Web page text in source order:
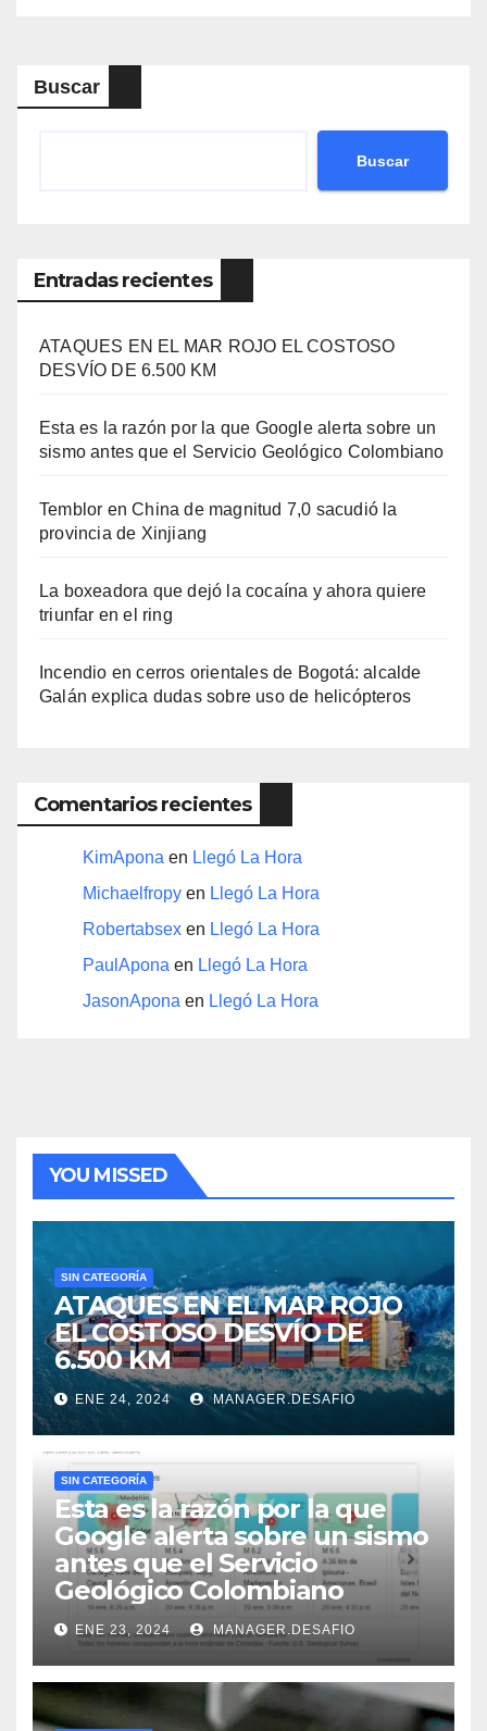
Buscar
Buscar
Entradas recientes
ATAQUES EN EL MAR ROJO EL COSTOSO
DESVÍO DE 6.500 KM
Esta es la razón por la que Google alerta sobre un
sismo antes que el Servicio Geológico Colombiano
Temblor en China de magnitud 7,0 sacudió la
provincia de Xinjiang
La boxeadora que dejó la cocaína y ahora quiere
triunfar en el ring​
Incendio en cerros orientales de Bogotá: alcalde
Galán explica dudas sobre uso de helicópteros
Comentarios recientes
KimApona en Llegó La Hora
Michaelfropy en Llegó La Hora
Robertabsex en Llegó La Hora
PaulApona en Llegó La Hora
JasonApona en Llegó La Hora
YOU MISSED
SIN CATEGORÍA
ATAQUES EN EL MAR ROJO
EL COSTOSO DESVÍO DE
6.500 KM
ENE 24, 2024 MANAGER.DESAFIO
SIN CATEGORÍA
Esta es la razón por la que
Google alerta sobre un sismo
antes que el Servicio
Geológico Colombiano
ENE 23, 2024 MANAGER.DESAFIO